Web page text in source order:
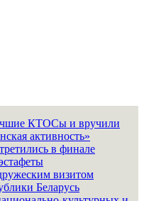
КТОСы и вручили
активность»
в финале
визитом
Беларусь